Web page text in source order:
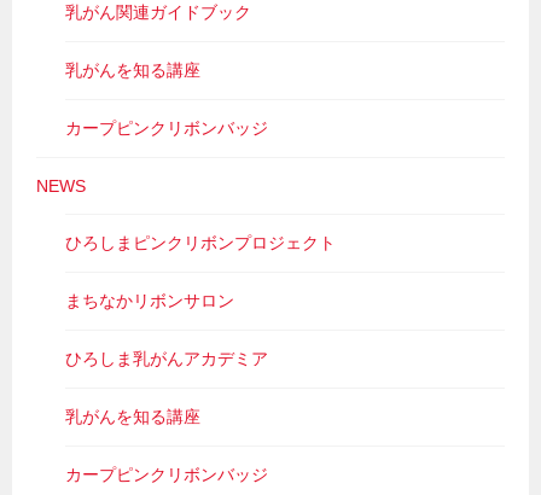
乳がん関連ガイドブック
乳がんを知る講座
カープピンクリボンバッジ
NEWS
ひろしまピンクリボンプロジェクト
まちなかリボンサロン
ひろしま乳がんアカデミア
乳がんを知る講座
カープピンクリボンバッジ